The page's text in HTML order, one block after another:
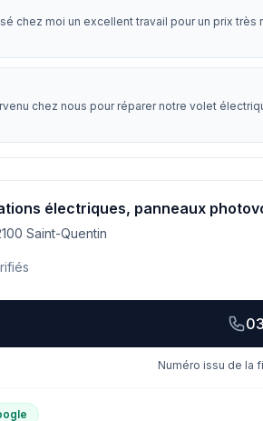
chez moi un excellent travail pour un prix
chez nous pour réparer notre volet
électriques, panneaux
Saint-Quentin
Numéro issu de la